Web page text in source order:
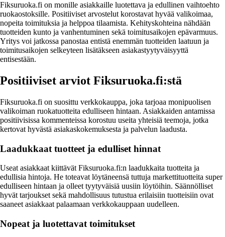
Fiksuruoka.fi on monille asiakkaille luotettava ja edullinen vaihtoehto
ruokaostoksille. Positiiviset arvostelut korostavat hyvää valikoimaa,
nopeita toimituksia ja helppoa tilaamista. Kehityskohteina nähdään
tuotteiden kunto ja vanhentuminen sekä toimitusaikojen epävarmuus.
Yritys voi jatkossa panostaa entistä enemmän tuotteiden laatuun ja
toimitusaikojen selkeyteen lisätäkseen asiakastyytyväisyyttä
entisestään.
Positiiviset arviot Fiksuruoka.fi:stä
Fiksuruoka.fi on suosittu verkkokauppa, joka tarjoaa monipuolisen
valikoiman ruokatuotteita edulliseen hintaan. Asiakkaiden antamissa
positiivisissa kommenteissa korostuu useita yhteisiä teemoja, jotka
kertovat hyvästä asiakaskokemuksesta ja palvelun laadusta.
Laadukkaat tuotteet ja edulliset hinnat
Useat asiakkaat kiittävät Fiksuruoka.fi:n laadukkaita tuotteita ja
edullisia hintoja. He toteavat löytäneensä tuttuja markettituotteita super
edulliseen hintaan ja olleet tyytyväisiä uusiin löytöihin. Säännölliset
hyvät tarjoukset sekä mahdollisuus tutustua erilaisiin tuotteisiin ovat
saaneet asiakkaat palaamaan verkkokauppaan uudelleen.
Nopeat ja luotettavat toimitukset